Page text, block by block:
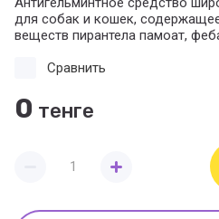
для собак и кошек,
веществ пирантела памоат,
0 тенге
Сравнить